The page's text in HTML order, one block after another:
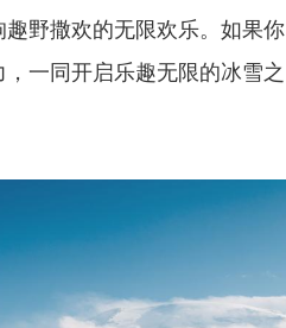
野撒欢的无限欢乐。如果你
一同开启乐趣无限的冰雪之